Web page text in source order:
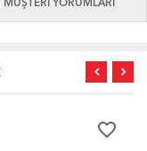
MÜŞTERİ YORUMLARI
favorite_border